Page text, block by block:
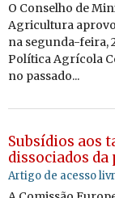
O Conselho de
Agricultura
na segunda-feira,
Política Agrícola
no passado...
Subsídios aos
dissociados da
Artigo de acesso